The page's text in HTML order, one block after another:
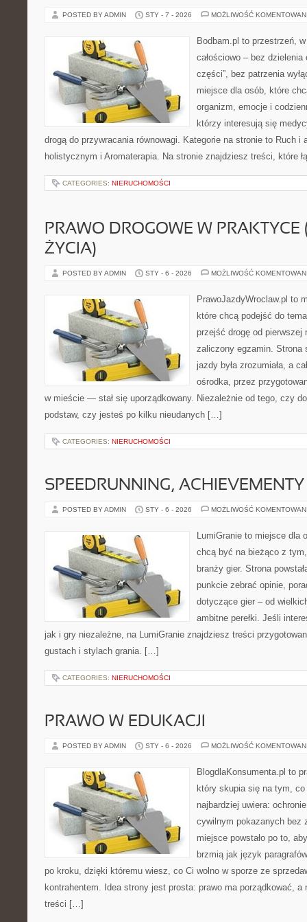
POSTED BY ADMIN STY - 7 - 2026 MOŻLIWOŚĆ
Bodbam.pl to przestrzeń,
całościowo – bez dzielenia
części”, bez patrzenia
miejsce dla osób, które
organizm, emocje i
którzy interesują się
drogą do przywracania równowagi. Kategorie na stronie to Ruch
holistycznym i Aromaterapia. Na stronie znajdziesz treści, które
CATEGORIES: NIERUCHOMOŚCI
PRAWO DROGOWE W
ŻYCIA)
POSTED BY ADMIN STY - 6 - 2026 MOŻLIWOŚĆ
PrawoJazdyWroclaw.pl to
które chcą podejść do
przejść drogę od pierwszej
zaliczony egzamin. Strona
jazdy była zrozumiała, a
ośrodka, przez
w mieście — stał się uporządkowany. Niezależnie od tego, czy
podstaw, czy jesteś po kilku nieudanych […]
CATEGORIES: NIERUCHOMOŚCI
SPEEDRUNNING,
POSTED BY ADMIN STY - 6 - 2026 MOŻLIWOŚĆ
LumiGranie to miejsce dla
chcą być na bieżąco z
branży gier. Strona
punkcie zebrać opinie,
dotyczące gier – od
ambitne perełki. Jeśli
jak i gry niezależne, na LumiGranie znajdziesz treści
gustach i stylach grania. […]
CATEGORIES: NIERUCHOMOŚCI
PRAWO W EDUKACJI
POSTED BY ADMIN STY - 6 - 2026 MOŻLIWOŚĆ
BlogdlaKonsumenta.pl to
który skupia się na tym,
najbardziej uwiera:
cywilnym pokazanych bez
miejsce powstało po to,
brzmią jak język
po kroku, dzięki któremu wiesz, co Ci wolno w sporze ze
kontrahentem. Idea strony jest prosta: prawo ma porządkować, a
treści […]